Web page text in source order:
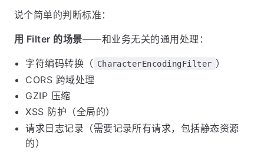
说个简单的判断标准：
用 Filter 的场景——和业务无关的通用处理：
字符编码转换（ CharacterEncodingFilter ）
CORS 跨域处理
GZIP 压缩
XSS 防护（全局的）
请求日志记录（需要记录所有请求，包括静态资源
的）